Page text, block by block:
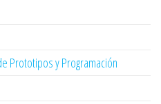
Prototipos y Programación